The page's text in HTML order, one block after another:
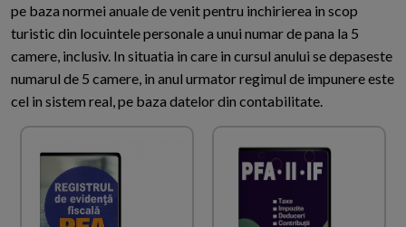
pe baza normei anuale de venit pentru inchirierea in scop
turistic din locuintele personale a unui numar de pana la 5
camere, inclusiv. In situatia in care in cursul anului se depaseste
numarul de 5 camere, in anul urmator regimul de impunere este
cel in sistem real, pe baza datelor din contabilitate.